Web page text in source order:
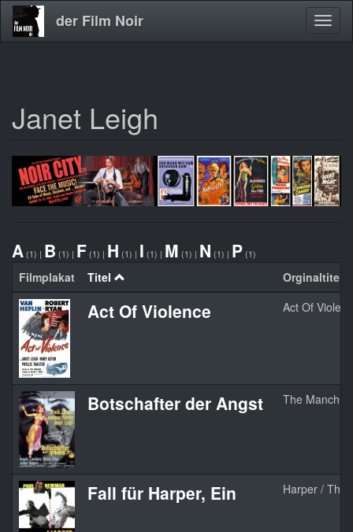
Direkt
zum
der Film Noir
Janet Leigh
A (1) | B (1) | F (1) | H (1) | I (1) | M (1) | N (1) | P (1)
Filmplakat Titel Orginaltitel
Act Of Violence Act Of
Botschafter der Angst The
Fall für Harper, Ein Harper / The